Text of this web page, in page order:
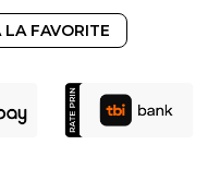
LA FAVORITE